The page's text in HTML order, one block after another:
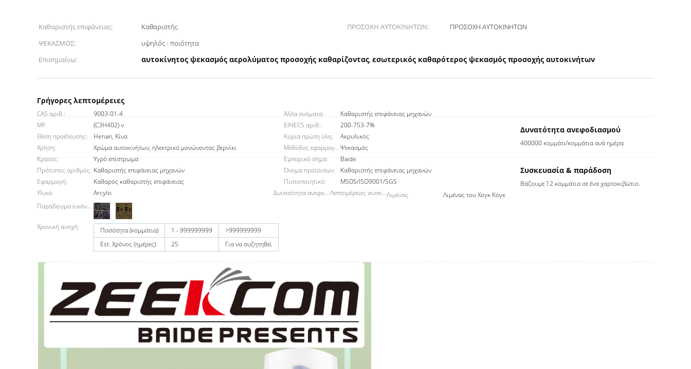
Καθαριστής επιφάνειας: Καθαριστής ΠΡΟΣΟΧΗ ΑΥΤΟΚΙΝΗΤΩΝ:
ΠΡΟΣΟΧΗ ΑΥΤΟΚΙΝΗΤΩΝ
ΨΕΚΑΣΜΟΣ:
υψηλός - ποιότητα
Επισημαίνω:
αυτοκίνητος ψεκασμός αερολύματος προσοχής καθαρίζοντας, εσωτερικός καθαρότερος ψεκασμός προσοχής αυτοκινήτων
Γρήγορες λεπτομέρειες
CAS αριθ.: 9003-01-4 Άλλα ονόματα:
Καθαριστής επιφάνειας μηχανών
MF:
(C3H402) ν EINECS αριθ.:
200-753-7%
Θέση προέλευσης:
Henan, Κίνα Κύρια πρώτη ύλη:
Ακρυλικός
Χρήση:
Χρώμα αυτοκινήτων, ηλεκτρικό μονώνοντας βερνίκι Μέθοδος εφαρμογής:Ψεκασμός
Κράτος:
Υγρό επίστρωμα Εμπορικό σήμα:
Baide
Πρότυπος αριθμός: Καθαριστής επιφάνειας μηχανών Όνομα προϊόντων:
Καθαριστής επιφάνειας μηχανών
Εφαρμογή:
Καθαρός καθαριστής επιφάνειας Πιστοποιητικό:
MSDS/ISO9001/SGS
Υλικό:
Arcylic
Δυνατότητα ανεφοδιασμού
Δυνατότητα ανεφοδιασμού:
400000 κομμάτι/κομμάτια ανά ημέρα
Συσκευασία & παράδοση
Λεπτομέρειες συσκευασίας
Βάζουμε 12 κομμάτια σε ένα χαρτοκιβώτιο.
Λιμένας
Λιμένας του Χογκ Κογκ
Παράδειγμα εικόνων:
Χρονική ανοχή: Ποσότητα (κομμάτια) 1 - 999999999
>999999999
Est. Χρόνος (ημέρες)
25 Για να συζητηθεί